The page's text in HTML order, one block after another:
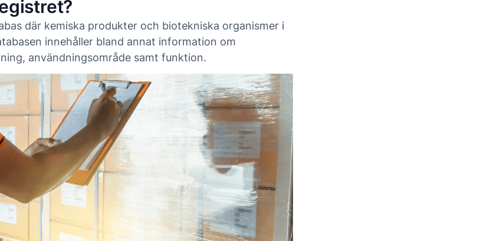
där kemiska produkter och biotekniska organismer i
innehåller bland annat information om
användningsområde samt funktion.